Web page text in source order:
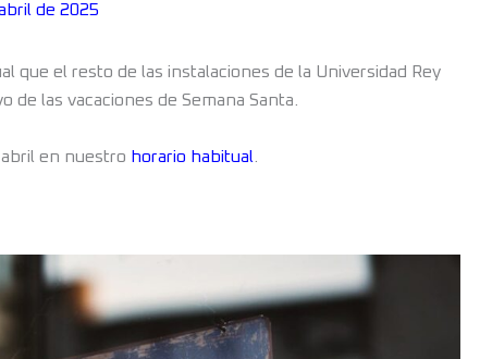
de 2025
que el resto de las instalaciones de la Universidad Rey
las vacaciones de Semana Santa.
en nuestro horario habitual